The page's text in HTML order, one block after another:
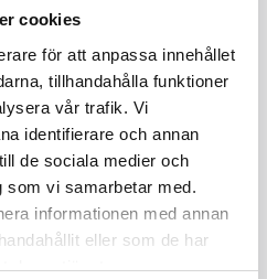
cookies
för att anpassa innehållet
tillhandahålla funktioner
vår trafik. Vi
identifierare och annan
de sociala medier och
som vi samarbetar med.
informationen med annan
eller som de har
deras tjänster.
1m 3m 1å 5å
/ Sälj